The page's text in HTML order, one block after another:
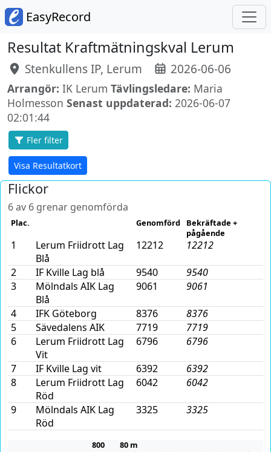
EasyRecord
Resultat Kraftmätningskval Lerum
Stenkullens IP, Lerum 2026-06-06
Arrangör: IK Lerum Tävlingsledare: Maria
Holmesson Senast uppdaterad: 2026-06-07
02:01:44
Fler filter
Visa Resultatkort
Flickor
6 av 6 grenar genomförda
Plac. Genomförd
Bekräftade +
pågående
1
Lerum Friidrott Lag
Blå
12212 12212
2 IF Kville Lag blå 9540
9540
3
Mölndals AIK Lag
Blå
9061 9061
4 IFK Göteborg 8376
8376
5
Sävedalens AIK 7719
7719
6
Lerum Friidrott Lag
Vit
6796 6796
7 IF Kville Lag vit 6392
6392
8
Lerum Friidrott Lag
Röd
6042 6042
9
Mölndals AIK Lag
Röd
3325 3325
800
80 m